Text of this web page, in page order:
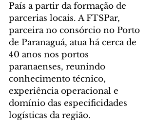
País a partir da formação de
parcerias locais. A FTSPar,
parceira no consórcio no Porto
de Paranaguá, atua há cerca de
40 anos nos portos
paranaenses, reunindo
conhecimento técnico,
experiência operacional e
domínio das especificidades
logísticas da região.